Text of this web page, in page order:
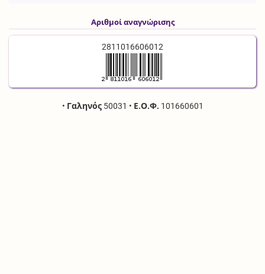
Αριθμοί αναγνώρισης
2811016606012
• Γαληνός50031 • Ε.Ο.Φ. 101660601